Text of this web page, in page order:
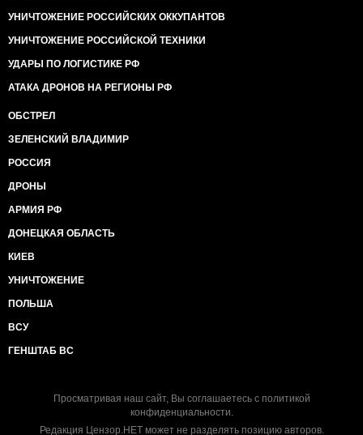
УНИЧТОЖЕНИЕ РОССИЙСКИХ ОККУПАНТОВ
УНИЧТОЖЕНИЕ РОССИЙСКОЙ ТЕХНИКИ
УДАРЫ ПО ЛОГИСТИКЕ РФ
АТАКА ДРОНОВ НА РЕГИОНЫ РФ
ОБСТРЕЛ
ЗЕЛЕНСКИЙ ВЛАДИМИР
РОССИЯ
ДРОНЫ
АРМИЯ РФ
ДОНЕЦКАЯ ОБЛАСТЬ
КИЕВ
УНИЧТОЖЕНИЕ
ПОЛЬША
ВСУ
ГЕНШТАБ ВС
Просматривая наш сайт, Вы соглашаетесь с политикой
конфиденциальности.
Редакция Цензор.НЕТ может не разделять позицию авторов.